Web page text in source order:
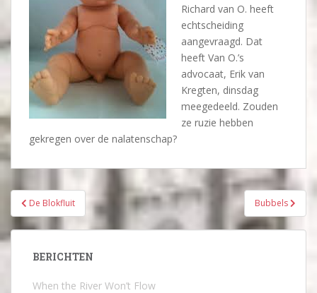
t
Richard van O. heeft
echtscheiding
aangevraagd. Dat
heeft Van O.’s
advocaat, Erik van
Kregten, dinsdag
meegedeeld. Zouden
ze ruzie hebben
gekregen over de nalatenschap?
Bericht
navigatie
De Blokfluit Bubbels
BERICHTEN
When the River Won’t Flow